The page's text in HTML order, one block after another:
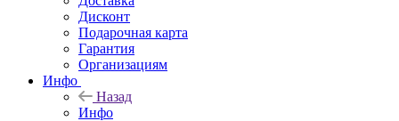
Дисконт
Подарочная карта
Гарантия
Организациям
Инфо
Назад
Инфо